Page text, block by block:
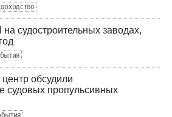
судостроительных заводах,
обсудили
судовых пропульсивных